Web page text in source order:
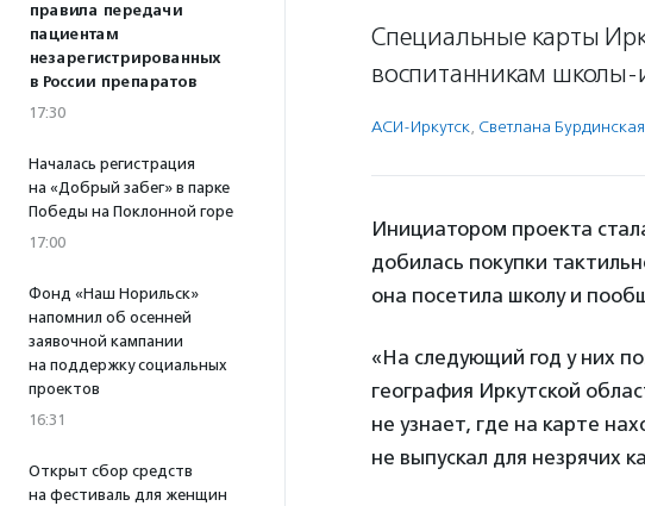
правила передачи
пациентам
незарегистрированных
в России препаратов
17:30
Началась регистрация
на «Добрый забег» в парке
Победы на Поклонной горе
17:00
Фонд «Наш Норильск»
напомнил об осенней
заявочной кампании
на поддержку социальных
проектов
16:31
Открыт сбор средств
на фестиваль для женщин
Специальные карты
воспитанникам
АСИ-Иркутск, Светлана Бурдинская
Инициатором проекта
добилась покупки
она посетила школу и
«На следующий год у них
география Иркутской
не узнает, где на карте
не выпускал для незрячих